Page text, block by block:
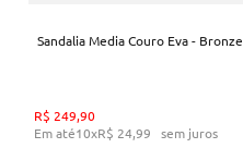
Sandalia Media Couro Eva - Bronze
R$ 249,90
Em até10xR$ 24,99 sem juros